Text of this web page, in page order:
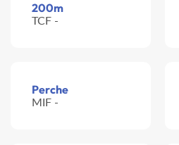
200m
TCF -
Perche
MIF -